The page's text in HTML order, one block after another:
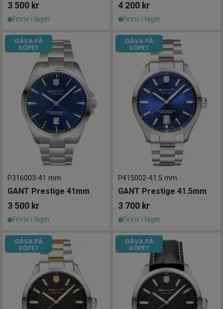
3 500 kr
Finns i lager
4 200 kr
Finns i lager
P316003-41 mm
GANT Prestige 41mm
3 500 kr
Finns i lager
P415002-41.5 mm
GANT Prestige 41.5mm
3 700 kr
Finns i lager